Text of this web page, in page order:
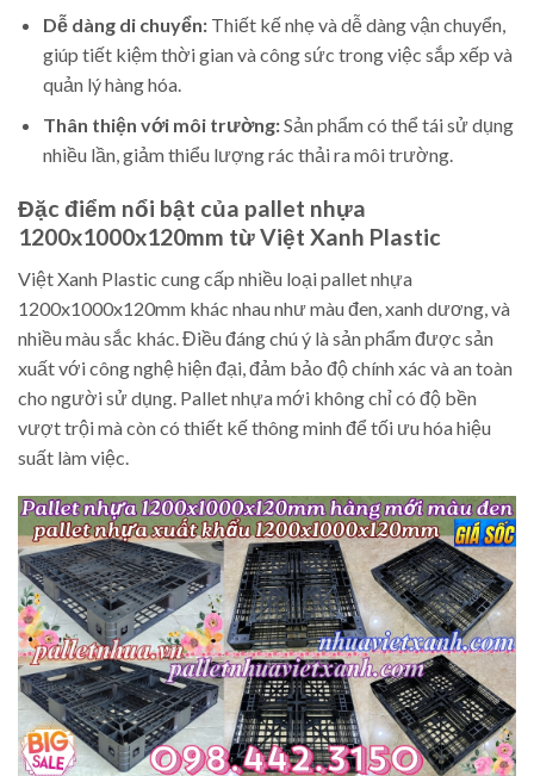
Dễ dàng di chuyển:Thiết kế nhẹ và dễ dàng vận chuyển,
giúp tiết kiệm thời gian và công sức trong việc sắp xếp và
quản lý hàng hóa.
Thân thiện với môi trường:Sản phẩm có thể tái sử dụng
nhiều lần, giảm thiểu lượng rác thải ra môi trường.
Đặc điểm nổi bật của pallet nhựa
1200x1000x120mm từ Việt Xanh Plastic
Việt Xanh Plastic cung cấp nhiều loại pallet nhựa
1200x1000x120mm khác nhau như màu đen, xanh dương, và
nhiều màu sắc khác. Điều đáng chú ý là sản phẩm được sản
xuất với công nghệ hiện đại, đảm bảo độ chính xác và an toàn
cho người sử dụng. Pallet nhựa mới không chỉ có độ bền
vượt trội mà còn có thiết kế thông minh để tối ưu hóa hiệu
suất làm việc.